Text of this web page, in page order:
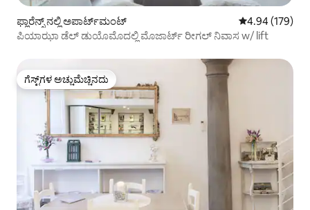
ಫ್ಲಾರೆನ್ಸ್ ನಲ್ಲಿ ಅಪಾರ್ಟ್‌ಮಂಟ್ 5 ರಲ್ಲಿ 4.94
4.94 (179)
ಪಿಯಾಝಾ ಡೆಲ್ ಡುಯೊಮೊದಲ್ಲಿ ಮೊಜಾರ್ಟ್ ರೀಗಲ್ ನಿವಾಸ w/ lift
ಗೆಸ್ಟ್‌ಗಳ ಅಚ್ಚುಮೆಚ್ಚಿನದು
ಗೆಸ್ಟ್‌ಗಳ ಅಚ್ಚುಮೆಚ್ಚಿನದು